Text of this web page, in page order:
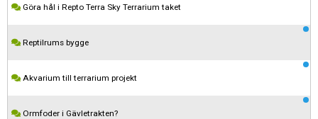
Göra hål i Repto Terra Sky Terrarium taket
Reptilrums bygge
Akvarium till terrarium projekt
Ormfoder i Gävletrakten?